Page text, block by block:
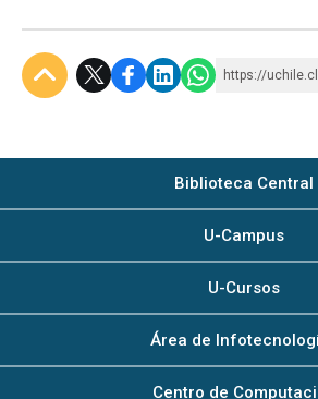
https://
Biblioteca Central
U-Campus
U-Cursos
Área de
Centro de